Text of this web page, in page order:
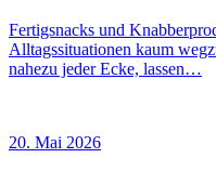
Fertigsnacks und
Alltagssituationen kaum
nahezu jeder Ecke, lassen…
20. Mai 2026